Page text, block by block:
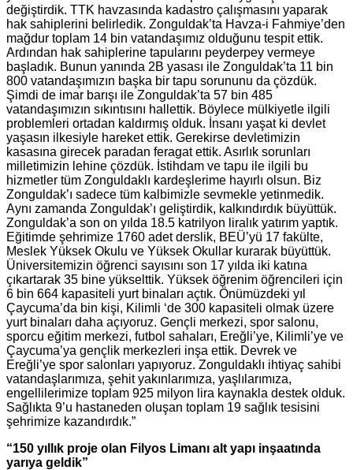
değiştirdik. TTK havzasında kadastro çalışmasını yaparak
hak sahiplerini belirledik. Zonguldak’ta Havza-i Fahmiye’den
mağdur toplam 14 bin vatandaşımız olduğunu tespit ettik.
Ardından hak sahiplerine tapularını peyderpey vermeye
başladık. Bunun yanında 2B yasası ile Zonguldak’ta 11 bin
800 vatandaşımızın başka bir tapu sorununu da çözdük.
Şimdi de imar barışı ile Zonguldak’ta 57 bin 485
vatandaşımızın sıkıntısını hallettik. Böylece mülkiyetle ilgili
problemleri ortadan kaldırmış olduk. İnsanı yaşat ki devlet
yaşasın ilkesiyle hareket ettik. Gerekirse devletimizin
kasasına girecek paradan feragat ettik. Asırlık sorunları
milletimizin lehine çözdük. İstihdam ve tapu ile ilgili bu
hizmetler tüm Zonguldaklı kardeşlerime hayırlı olsun. Biz
Zonguldak’ı sadece tüm kalbimizle sevmekle yetinmedik.
Aynı zamanda Zonguldak’ı geliştirdik, kalkındırdık büyüttük.
Zonguldak’a son on yılda 18.5 katrilyon liralık yatırım yaptık.
Eğitimde şehrimize 1760 adet derslik, BEÜ’yü 17 fakülte,
Meslek Yüksek Okulu ve Yüksek Okullar kurarak büyüttük.
Üniversitemizin öğrenci sayısını son 17 yılda iki katına
çıkartarak 35 bine yükselttik. Yüksek öğrenim öğrencileri için
6 bin 664 kapasiteli yurt binaları açtık. Önümüzdeki yıl
Çaycuma’da bin kişi, Kilimli ‘de 300 kapasiteli olmak üzere
yurt binaları daha açıyoruz. Gençli merkezi, spor salonu,
sporcu eğitim merkezi, futbol sahaları, Ereğli’ye, Kilimli’ye ve
Çaycuma’ya gençlik merkezleri inşa ettik. Devrek ve
Ereğli’ye spor salonları yapıyoruz. Zonguldaklı ihtiyaç sahibi
vatandaşlarımıza, şehit yakınlarımıza, yaşlılarımıza,
engellilerimize toplam 925 milyon lira kaynakla destek olduk.
Sağlıkta 9’u hastaneden oluşan toplam 19 sağlık tesisini
şehrimize kazandırdık.”
“150 yıllık proje olan Filyos Limanı alt yapı inşaatında
yarıya geldik”